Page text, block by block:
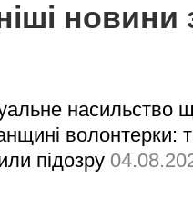
новини
насильство
волонтерки:
підозру